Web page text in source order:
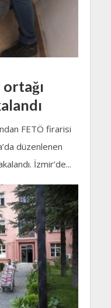
FETÖ firarisi
düzenlenen
İzmir’de...